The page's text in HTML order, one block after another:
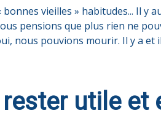
vieilles » habitudes... Il y
pensions que plus rien ne
nous pouvions mourir. Il y a et
utile et